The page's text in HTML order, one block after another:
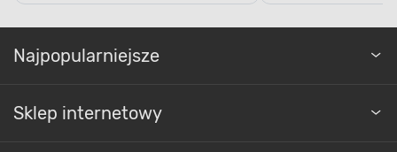
Najpopularniejsze
Sklep internetowy